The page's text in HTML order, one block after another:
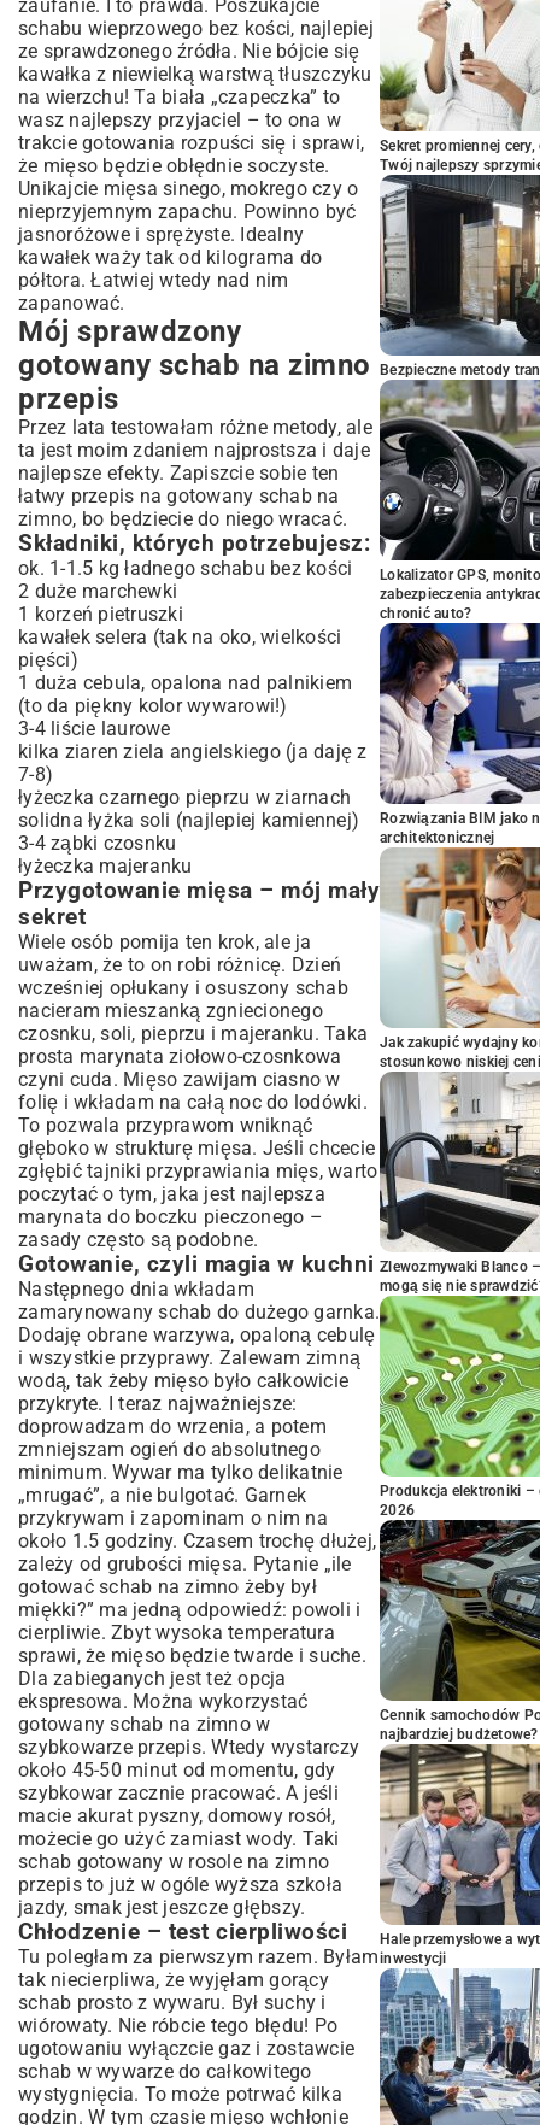
zaufanie. I to prawda. Poszukajcie
schabu wieprzowego bez kości, najlepiej
ze sprawdzonego źródła. Nie bójcie się
kawałka z niewielką warstwą tłuszczyku
na wierzchu! Ta biała „czapeczka” to
wasz najlepszy przyjaciel – to ona w
trakcie gotowania rozpuści się i sprawi,
że mięso będzie obłędnie soczyste.
Unikajcie mięsa sinego, mokrego czy o
nieprzyjemnym zapachu. Powinno być
jasnoróżowe i sprężyste. Idealny
kawałek waży tak od kilograma do
półtora. Łatwiej wtedy nad nim
zapanować.
Mój sprawdzony
gotowany schab na zimno
przepis
Przez lata testowałam różne metody, ale
ta jest moim zdaniem najprostsza i daje
najlepsze efekty. Zapiszcie sobie ten
łatwy przepis na gotowany schab na
zimno, bo będziecie do niego wracać.
Składniki, których potrzebujesz:
ok. 1-1.5 kg ładnego schabu bez kości
2 duże marchewki
1 korzeń pietruszki
kawałek selera (tak na oko, wielkości
pięści)
1 duża cebula, opalona nad palnikiem
(to da piękny kolor wywarowi!)
3-4 liście laurowe
kilka ziaren ziela angielskiego (ja daję z
7-8)
łyżeczka czarnego pieprzu w ziarnach
solidna łyżka soli (najlepiej kamiennej)
3-4 ząbki czosnku
łyżeczka majeranku
Przygotowanie mięsa – mój mały
sekret
Wiele osób pomija ten krok, ale ja
uważam, że to on robi różnicę. Dzień
wcześniej opłukany i osuszony schab
nacieram mieszanką zgniecionego
czosnku, soli, pieprzu i majeranku. Taka
prosta marynata ziołowo-czosnkowa
czyni cuda. Mięso zawijam ciasno w
folię i wkładam na całą noc do lodówki.
To pozwala przyprawom wniknąć
głęboko w strukturę mięsa. Jeśli chcecie
zgłębić tajniki przyprawiania mięs, warto
poczytać o tym, jaka jest najlepsza
marynata do boczku pieczonego –
zasady często są podobne.
Gotowanie, czyli magia w kuchni
Następnego dnia wkładam
zamarynowany schab do dużego garnka.
Dodaję obrane warzywa, opaloną cebulę
i wszystkie przyprawy. Zalewam zimną
wodą, tak żeby mięso było całkowicie
przykryte. I teraz najważniejsze:
doprowadzam do wrzenia, a potem
zmniejszam ogień do absolutnego
minimum. Wywar ma tylko delikatnie
„mrugać”, a nie bulgotać. Garnek
przykrywam i zapominam o nim na
około 1.5 godziny. Czasem trochę dłużej,
zależy od grubości mięsa. Pytanie „ile
gotować schab na zimno żeby był
miękki?” ma jedną odpowiedź: powoli i
cierpliwie. Zbyt wysoka temperatura
sprawi, że mięso będzie twarde i suche.
Dla zabieganych jest też opcja
ekspresowa. Można wykorzystać
gotowany schab na zimno w
szybkowarze przepis. Wtedy wystarczy
około 45-50 minut od momentu, gdy
szybkowar zacznie pracować. A jeśli
macie akurat pyszny, domowy rosół,
możecie go użyć zamiast wody. Taki
schab gotowany w rosole na zimno
przepis to już w ogóle wyższa szkoła
jazdy, smak jest jeszcze głębszy.
Chłodzenie – test cierpliwości
Tu poległam za pierwszym razem. Byłam
tak niecierpliwa, że wyjęłam gorący
schab prosto z wywaru. Był suchy i
wiórowaty. Nie róbcie tego błędu! Po
ugotowaniu wyłączcie gaz i zostawcie
schab w wywarze do całkowitego
wystygnięcia. To może potrwać kilka
godzin. W tym czasie mięso wchłonie
Sekret promiennej
Twój najlepszy
Bezpieczne metody
Lokalizator GPS,
zabezpieczenia
chronić auto?
Rozwiązania BIM jako
architektonicznej
Jak zakupić wydajny
stosunkowo niskiej
Zlewozmywaki Blanco
mogą się nie
Produkcja elektroniki –
2026
Cennik samochodów
najbardziej budżetowe?
Hale przemysłowe a
inwestycji